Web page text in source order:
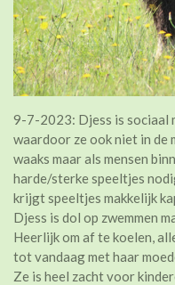
9-7-2023: Djess is sociaal
waardoor ze ook niet in de
waaks maar als mensen
harde/sterke speeltjes
krijgt speeltjes makkelijk
Djess is dol op zwemmen
Heerlijk om af te koelen,
tot vandaag met haar
Ze is heel zacht voor